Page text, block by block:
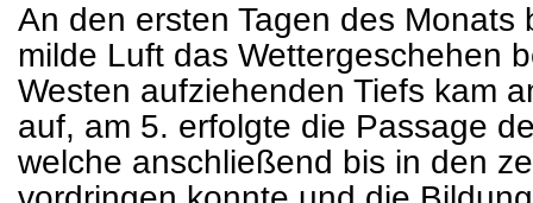
An den ersten Tagen des Monats
milde Luft das Wettergeschehen
Westen aufziehenden Tiefs kam
auf, am 5. erfolgte die Passage
welche anschließend bis in den